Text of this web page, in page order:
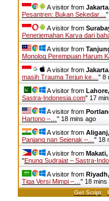
A visitor from
Pesantren: Bukan Sekedar… "
A visitor from
Penerjemahan Karya dari
A visitor from
Monolog Perempuan Harum
A visitor from
masih Trauma Terjun ke… " 8
A visitor from
Sastra-Indonesia.com" 17
A visitor from
Hartono –… " 18 mins ago
A visitor from
Panjang nan Sejenak –… " 18
A visitor from
"Enung Sudrajat – Sastra-
A visitor from
Tiga Versi Mimpi –… " 18 mins
Get Script